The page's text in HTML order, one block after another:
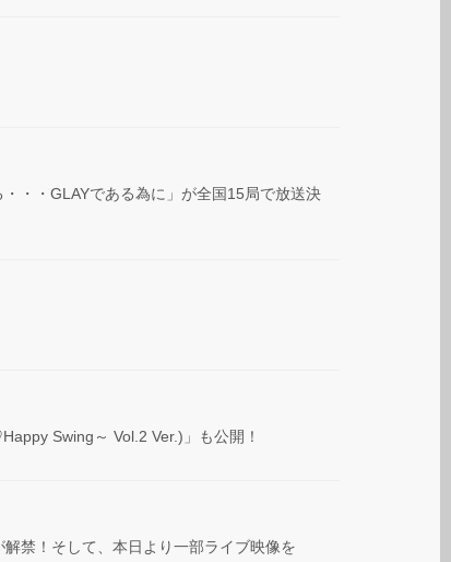
・・GLAYである為に」が全国15局で放送決
Swing～ Vol.2 Ver.)」も公開！
禁！そして、本日より一部ライブ映像を